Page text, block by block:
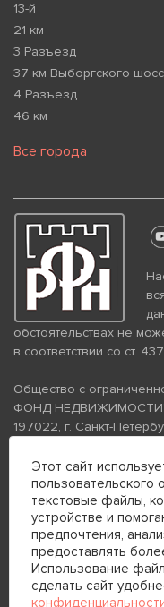
13-й
21 км
3 Разъезд
37 км Выборгского
4 Разъезд
46 км
Все города
обстоятельствах не
в соответствии со ст.
Общество с
ФОНД
197022, г. Санкт-
помещение 26Н,
ИНН 7813672570 КПП
Политика
персональных данных
Телефон для связи:
+7 (812) 200-99-98
+7 (812) 200-88-89
Этот сайт
пользовательского
текстовые файлы,
устройстве и
предпочтения,
предоставлять
Использование
сделать сайт